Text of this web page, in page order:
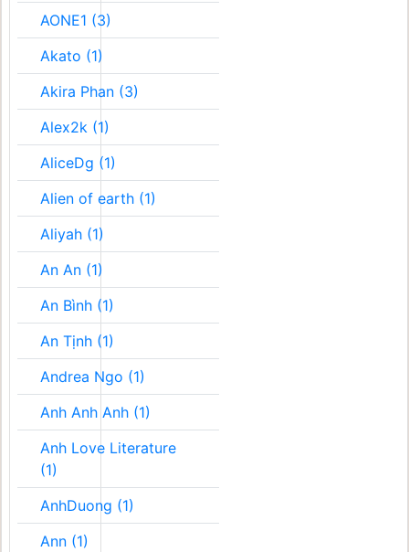
AONE1 (3)
Akato (1)
Akira Phan (3)
Alex2k (1)
AliceDg (1)
Alien of earth (1)
Aliyah (1)
An An (1)
An Bình (1)
An Tịnh (1)
Andrea Ngo (1)
Anh Anh Anh (1)
Anh Love Literature
(1)
AnhDuong (1)
Ann (1)